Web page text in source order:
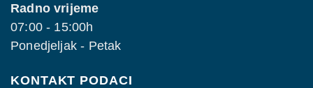
Radno vrijeme
07:00 - 15:00h
Ponedjeljak - Petak
KONTAKT PODACI